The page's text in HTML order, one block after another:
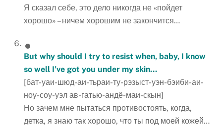
Я сказал себе, это дело никогда не «пойдет
хорошо» – ничем хорошим не закончится…
But why should I try to resist when, baby, I know
so well I’ve got you under my skin…
[бат-уаи-шюд-аи-тьраи-ту-рэзыст-уэн-бэиби-аи-
ноу-соу-уэл ав-гатью-андё-маи-скын]
Но зачем мне пытаться противостоять, когда,
детка, я знаю так хорошо, что ты под моей кожей…